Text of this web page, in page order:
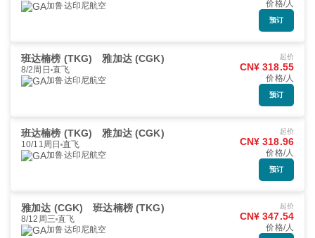
加鲁达印尼航空
价格/人
预订
班达楠榜 (TKG) 雅加达 (CGK)
8/2周日 直飞
加鲁达印尼航空
起价
CN¥ 318.55
价格/人
预订
班达楠榜 (TKG) 雅加达 (CGK)
10/11周日 直飞
加鲁达印尼航空
起价
CN¥ 318.96
价格/人
预订
雅加达 (CGK) 班达楠榜 (TKG)
8/12周三 直飞
加鲁达印尼航空
起价
CN¥ 347.54
价格/人